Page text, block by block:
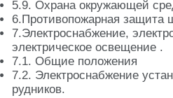
5.9. Охрана окружающей
6.Противопожарная защита
7.Электроснабжение,
электрическое освещение .
7.1. Общие положения
7.2. Электроснабжение
рудников.